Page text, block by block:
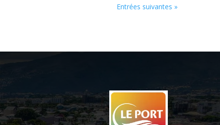
Entrées suivantes »